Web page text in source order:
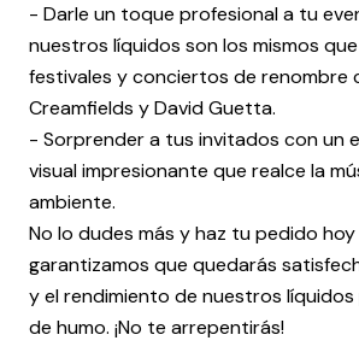
- Darle un toque profesional a tu
nuestros líquidos son los mismos
festivales y conciertos de renombre
Creamfields y David Guetta.
- Sorprender a tus invitados con un
visual impresionante que realce la
ambiente.
No lo dudes más y haz tu pedido hoy
garantizamos que quedarás
y el rendimiento de nuestros líquidos
de humo. ¡No te arrepentirás!